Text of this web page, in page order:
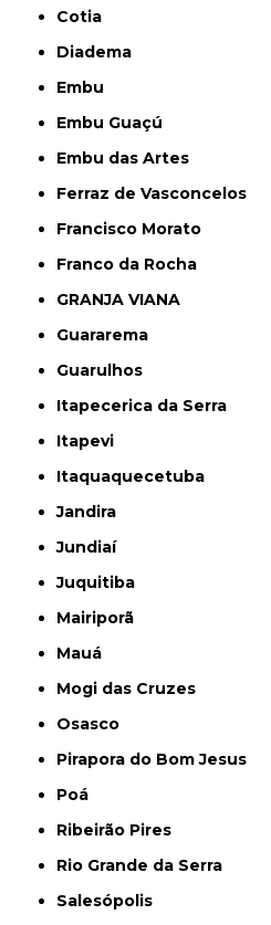
Cotia
Diadema
Embu
Embu Guaçú
Embu das Artes
Ferraz de Vasconcelos
Francisco Morato
Franco da Rocha
GRANJA VIANA
Guararema
Guarulhos
Itapecerica da Serra
Itapevi
Itaquaquecetuba
Jandira
Jundiaí
Juquitiba
Mairiporã
Mauá
Mogi das Cruzes
Osasco
Pirapora do Bom Jesus
Poá
Ribeirão Pires
Rio Grande da Serra
Salesópolis